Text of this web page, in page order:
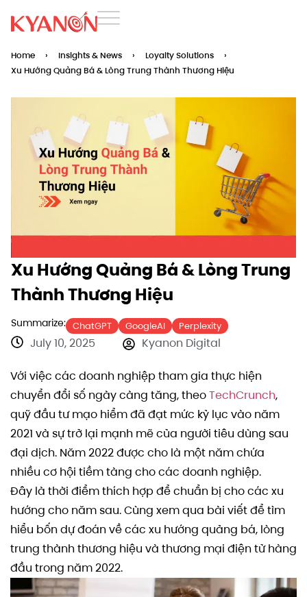
Home › Insights & News › Loyalty Solutions
›
Xu Hướng Quảng Bá & Lòng Trung Thành Thương Hiệu
Xu Hướng Quảng Bá & Lòng Trung
Thành Thương Hiệu
Summarize: ChatGPT GoogleAI Perplexity
July 10, 2025 Kyanon Digital
Với việc các doanh nghiệp tham gia thực hiện
chuyển đổi số ngày càng tăng, theoTechCrunch,
quỹ đầu tư mạo hiểm đã đạt mức kỷ lục vào năm
2021 và sự trở lại mạnh mẽ của người tiêu dùng sau
đại dịch. Năm 2022 được cho là một năm chứa
nhiều cơ hội tiềm tàng cho các doanh nghiệp.
Đây là thời điểm thích hợp để chuẩn bị cho các xu
hướng cho năm sau. Cùng xem qua bài viết để tìm
hiểu bốn dự đoán về các xu hướng quảng bá, lòng
trung thành thương hiệu và thương mại điện tử hàng
đầu trong năm 2022.